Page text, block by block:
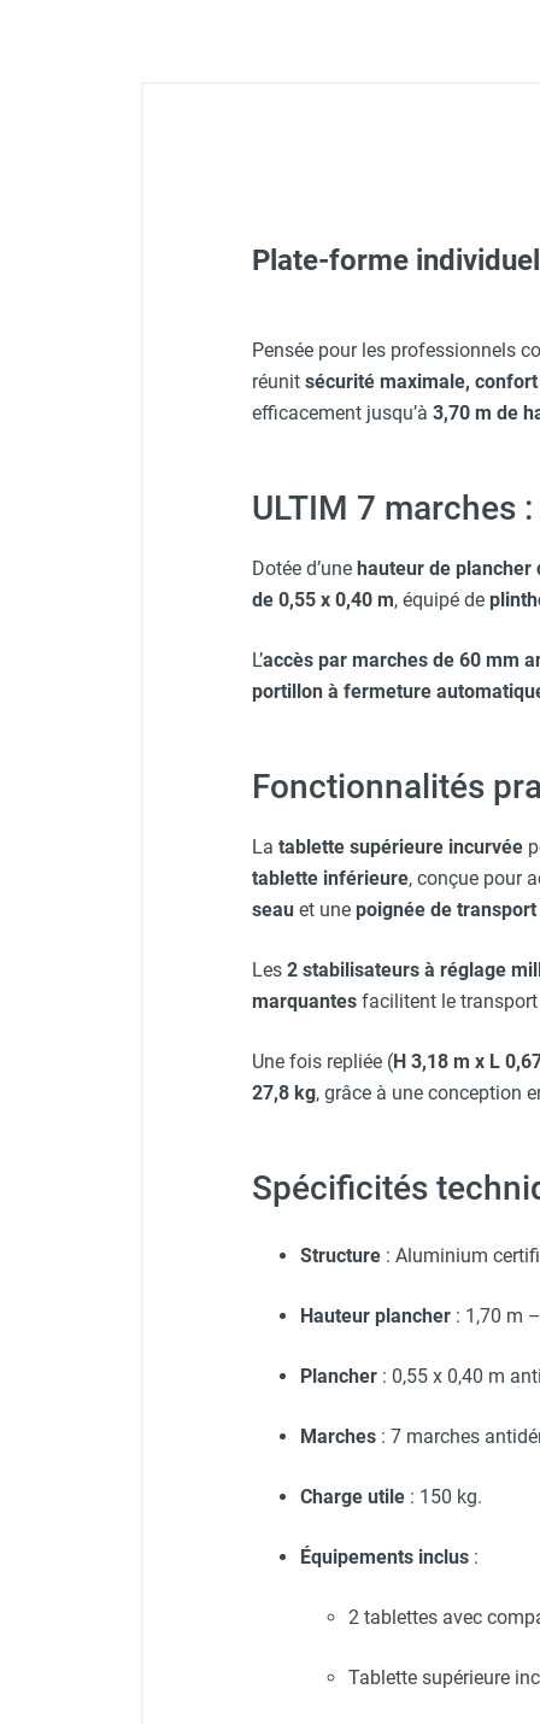
Lunettes de protection PRO
Visière V 10 - HUSQVARNA
Veste de chantier PE10J -
Gants classiques -
Plate-forme
Pensée pour les professionnels
réunit sécurité maximale, confort
efficacement jusqu’à 3,70 m de
ULTIM 7 marches
Dotée d’une hauteur de plancher
de 0,55 x 0,40 m, équipé de
L’accès par marches de 60 mm
portillon à fermeture
Fonctionnalités
La tablette supérieure incurvée
tablette inférieure, conçue pour
seau et une poignée de
Les 2 stabilisateurs à réglage
marquantes facilitent le
Une fois repliée (H 3,18 m x L
27,8 kg, grâce à une conception
Spécificités
Structure : Aluminium
Hauteur plancher : 1,70 m –
Plancher : 0,55 x 0,40 m
Marches : 7 marches
Charge utile : 150 kg.
Équipements inclus :
2 tablettes avec
Tablette supérieure